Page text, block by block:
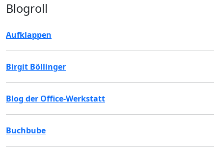
Blogroll
Aufklappen
Birgit Böllinger
Blog der Office-Werkstatt
Buchbube